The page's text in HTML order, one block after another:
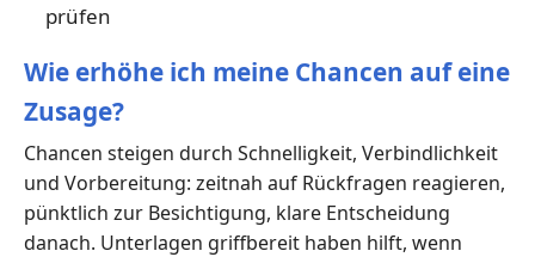
prüfen
Wie erhöhe ich meine Chancen auf eine
Zusage?
Chancen steigen durch Schnelligkeit, Verbindlichkeit
und Vorbereitung: zeitnah auf Rückfragen reagieren,
pünktlich zur Besichtigung, klare Entscheidung
danach. Unterlagen griffbereit haben hilft, wenn